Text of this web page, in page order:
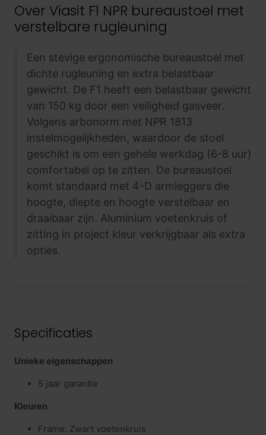
Over Viasit F1 NPR bureaustoel met
verstelbare rugleuning
Een stevige ergonomische bureaustoel met
dichte rugleuning en extra belastbaar
gewicht. De F1 heeft een belastbaar gewicht
van 150 kg door een veiligheid gasveer.
Volgens arbonorm met NPR 1813
instelmogelijkheden, waardoor de stoel
geschikt is om een gehele werkdag (6-8 uur)
comfortabel op te zitten. De bureaustoel
komt standaard met 4-D armleggers die
hoogte, diepte en hoogte verstelbaar en
draaibaar zijn. Aluminium voetenkruis of
zitting in project kleur verkrijgbaar als extra
opties.
Specificaties
Unieke eigenschappen
5 jaar garantie
Kleuren
Frame: Zwart voetenkruis